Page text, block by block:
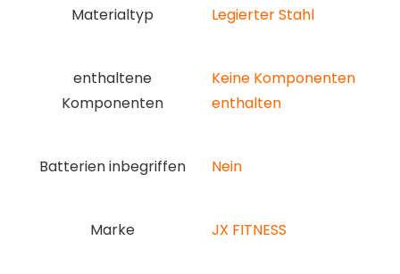
Materialtyp ‎Legierter Stahl
enthaltene
Komponenten
‎Keine Komponenten
enthalten
Batterien inbegriffen ‎Nein
Marke ‎JX FITNESS